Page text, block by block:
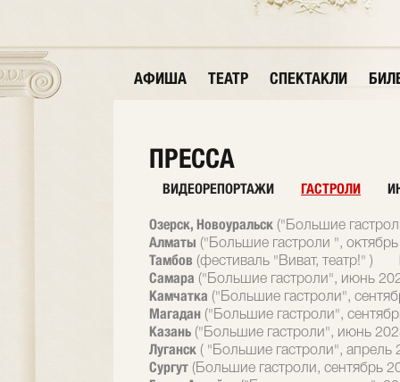
АФИША ТЕАТР СПЕКТАКЛИ
ПРЕССА
ВИДЕОРЕПОРТАЖИ ГАСТРОЛИ
Озерск, Новоуральск ("Большие
Алматы ("Большие гастроли ",
Тамбов (фестиваль "Виват, театр!" )
Самара ("Большие гастроли", июнь
Камчатка ("Большие гастроли",
Магадан ("Большие гастроли",
Казань ("Большие гастроли", июнь
Луганск ( "Большие гастроли", апрель
Сургут (Большие гастроли, сентябрь